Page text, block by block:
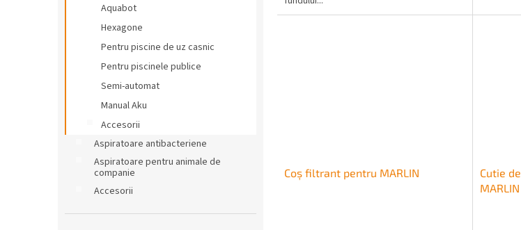
Aquabot
Hexagone
Pentru piscine de uz casnic
Pentru piscinele publice
Semi-automat
Manual Aku
Accesorii
Aspiratoare antibacteriene
Aspiratoare pentru animale de
companie
Accesorii
Coș filtrant pentru MARLIN
Cutie
MARLIN